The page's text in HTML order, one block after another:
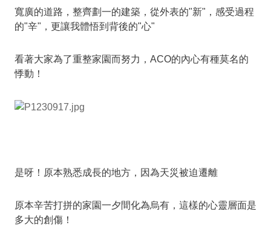
寬廣的道路，整齊劃一的建築，從外表的"新"，感受過程
的"辛"，更讓我體悟到背後的"心"
看著大家為了重整家園而努力，ACO的內心有種莫名的
悸動！
是呀！原本熟悉成長的地方，因為天災被迫遷離
原本辛苦打拼的家園一夕間化為烏有，這樣的心靈層面是
多大的創傷！